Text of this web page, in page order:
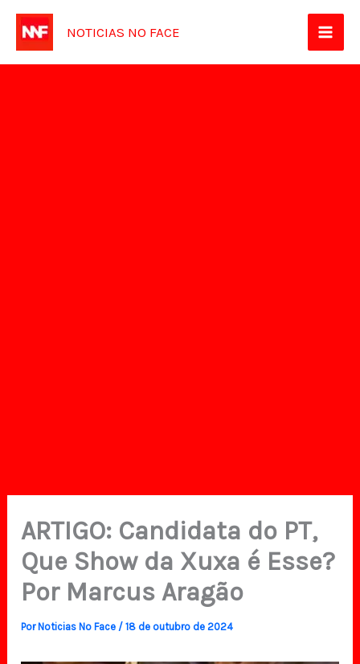
para
NOTICIAS NO FACE
ARTIGO: Candidata do PT,
Que Show da Xuxa é Esse?
Por Marcus Aragão
PorNoticias No Face /18 de outubro de 2024